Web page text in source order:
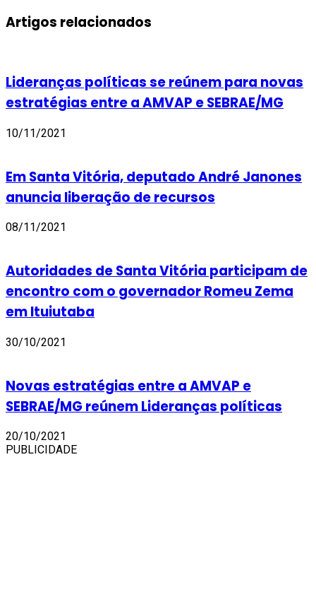
Artigos relacionados
Lideranças políticas se reúnem para novas
estratégias entre a AMVAP e SEBRAE/MG
10/11/2021
Em Santa Vitória, deputado André Janones
anuncia liberação de recursos
08/11/2021
Autoridades de Santa Vitória participam de
encontro com o governador Romeu Zema
em Ituiutaba
30/10/2021
Novas estratégias entre a AMVAP e
SEBRAE/MG reúnem Lideranças políticas
20/10/2021
PUBLICIDADE